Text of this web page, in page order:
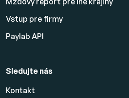
Vstup pre firmy
Paylab API
Sledujte nás
Kontakt